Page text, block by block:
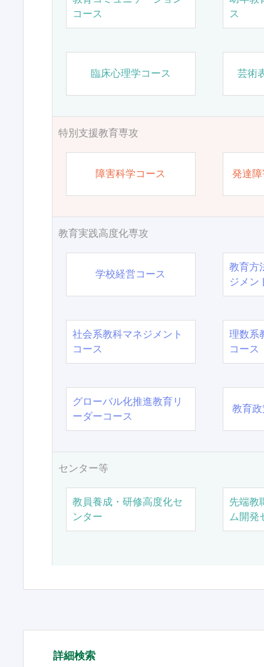
コース
ス
臨床心理学コース 芸術
特別支援教育専攻
障害科学コース 発達
教育実践高度化専攻
学校経営コース
教育方
ジメン
社会系教科マネジメント
コース
理数系
コース
グローバル化推進教育リ
ーダーコース
教育
センター等
教員養成・研修高度化セ
ンター
先端教
ム開発
詳細検索